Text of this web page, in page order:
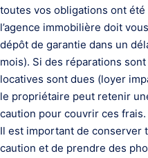
toutes vos obligations ont
l’agence immobilière doit
dépôt de garantie dans un
mois). Si des réparations
locatives sont dues (loyer
le propriétaire peut retenir
caution pour couvrir ces frais.
Il est important de conserver
caution et de prendre des